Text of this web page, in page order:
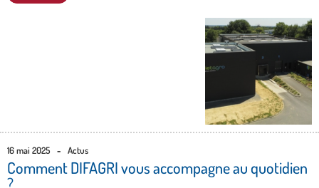
16 mai 2025 - Actus
Comment DIFAGRI vous accompagne au quotidien
?